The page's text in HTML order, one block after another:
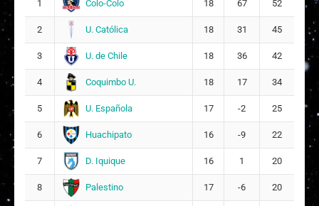
15
Sofía Ignacia López Retamal
S Sophia Isabella Di Scipio Nogales
14
D
13
18
M Montserrat Antonia Herrera Valenzuela
8
1 Colo-Colo 18 67 52
2 U. Católica 18 31 45
3 U. de Chile 18 36 42
4 Coquimbo U. 18 17 34
5 U. Española 17 -2 25
6 Huachipato 16 -9 22
7 D. Iquique 16 1 20
8 Palestino 17 -6 20